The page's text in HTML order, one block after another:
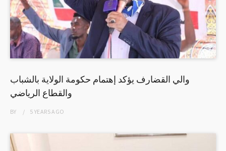
والي القضارف يؤكد إهتمام حكومة الولاية بالشباب
والقطاع الرياضي
BY 5 YEARSAGO